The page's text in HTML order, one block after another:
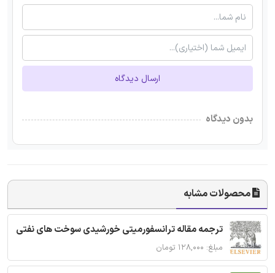
ارسال دیدگاه
بدون دیدگاه
محصولات مشابه
ترجمه مقاله ترانسفورمیتی خورشیدی سوخت های نفتی
مبلغ: ۱۲۸,۰۰۰ تومان